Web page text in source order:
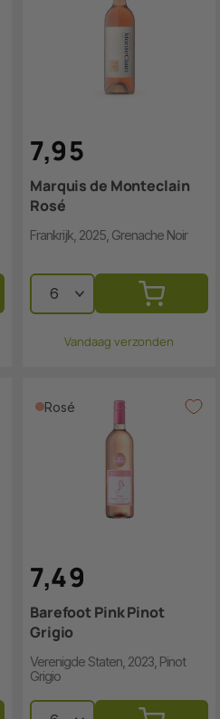
7,95
Marquis de Monteclain
Rosé
Frankrijk, 2025, Grenache Noir
Vandaag verzonden
Rosé
7,49
Barefoot Pink Pinot
Grigio
Verenigde Staten, 2023, Pinot
Grigio